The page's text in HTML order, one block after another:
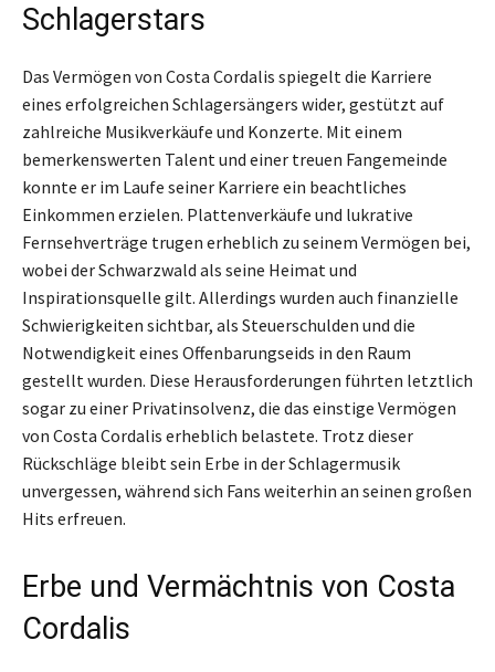
Schlagerstars
Das Vermögen von Costa Cordalis spiegelt die Karriere
eines erfolgreichen Schlagersängers wider, gestützt auf
zahlreiche Musikverkäufe und Konzerte. Mit einem
bemerkenswerten Talent und einer treuen Fangemeinde
konnte er im Laufe seiner Karriere ein beachtliches
Einkommen erzielen. Plattenverkäufe und lukrative
Fernsehverträge trugen erheblich zu seinem Vermögen bei,
wobei der Schwarzwald als seine Heimat und
Inspirationsquelle gilt. Allerdings wurden auch finanzielle
Schwierigkeiten sichtbar, als Steuerschulden und die
Notwendigkeit eines Offenbarungseids in den Raum
gestellt wurden. Diese Herausforderungen führten letztlich
sogar zu einer Privatinsolvenz, die das einstige Vermögen
von Costa Cordalis erheblich belastete. Trotz dieser
Rückschläge bleibt sein Erbe in der Schlagermusik
unvergessen, während sich Fans weiterhin an seinen großen
Hits erfreuen.
Erbe und Vermächtnis von Costa
Cordalis